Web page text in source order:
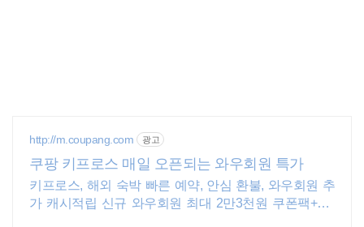
http://m.coupang.com 광고
쿠팡 키프로스 매일 오픈되는 와우회원 특가
키프로스, 해외 숙박 빠른 예약, 안심 환불, 와우회원 추
가 캐시적립 신규 와우회원 최대 2만3천원 쿠폰팩+5%